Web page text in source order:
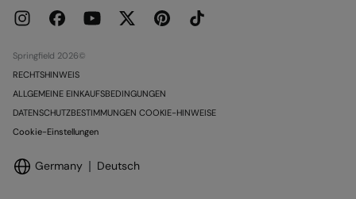
Aktuelle Werbeaktionen
Karriere
Springfield 2026©
RECHTSHINWEIS
ALLGEMEINE EINKAUFSBEDINGUNGEN
DATENSCHUTZBESTIMMUNGEN COOKIE-HINWEISE
Cookie-Einstellungen
Germany Deutsch